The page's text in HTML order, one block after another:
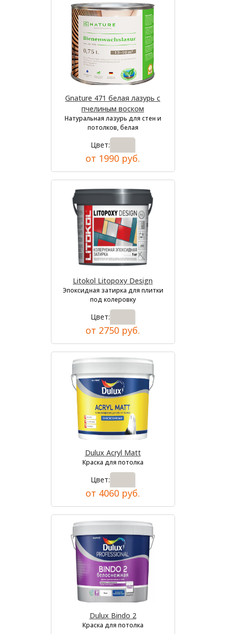
Gnature 471 белая лазурь с
пчелиным воском
Натуральная лазурь для стен и
потолков, белая
Цвет:
от 1990 руб.
Litokol Litopoxy Design
Эпоксидная затирка для плитки
под колеровку
Цвет:
от 2750 руб.
Dulux Acryl Matt
Краска для потолка
Цвет:
от 4060 руб.
Dulux Bindo 2
Краска для потолка